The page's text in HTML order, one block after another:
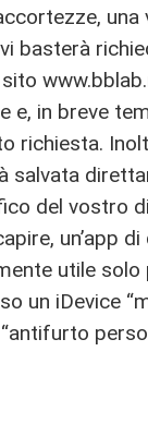
una
basterà
e, in breve
richiesta.
salvata
del vostro
un’app
utile
un iDevice